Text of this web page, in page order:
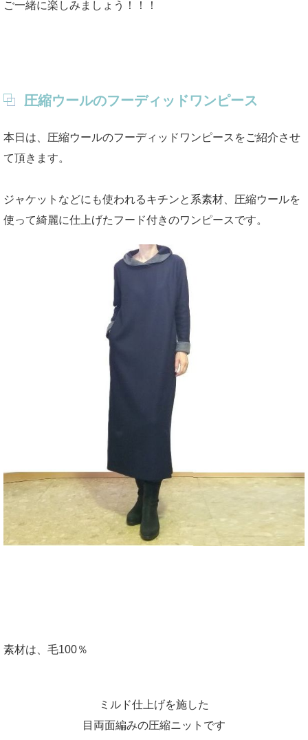
ご一緒に楽しみましょう！！！
圧縮ウールのフーディッドワンピース
本日は、圧縮ウールのフーディッドワンピースをご紹介させ
て頂きます。
ジャケットなどにも使われるキチンと系素材、圧縮ウールを
使って綺麗に仕上げたフード付きのワンピースです。
素材は、毛100％
ミルド仕上げを施した
目両面編みの圧縮ニットです